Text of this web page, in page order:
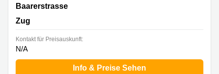
Baarerstrasse 135,3. Stock, Zug
Baarerstrasse
Zug
Kontakt für Preisauskunft:
N/A
Info & Preise Sehen